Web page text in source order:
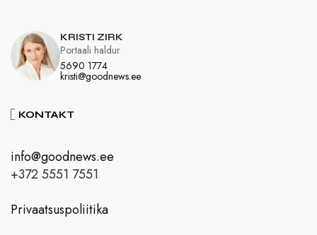
KRISTI ZIRK
5690 1774
kristi@goodnews.ee
Portaali haldur
KONTAKT
info@goodnews.ee
+372 5551 7551
Privaatsuspoliitika